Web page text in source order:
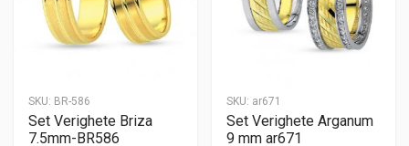
SKU: BR-586
Set Verighete Briza
7.5mm-BR586
SKU: ar671
Set Verighete Arganum
9 mm ar671